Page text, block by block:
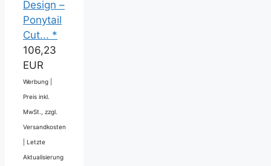
Design –
Ponytail
Cut... *
106,23
EUR
Werbung |
Preis inkl.
MwSt., zzgl.
Versandkosten
Letzte
Aktualisierung